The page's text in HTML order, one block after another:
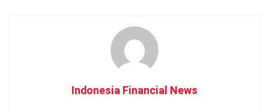
Indonesia Financial News